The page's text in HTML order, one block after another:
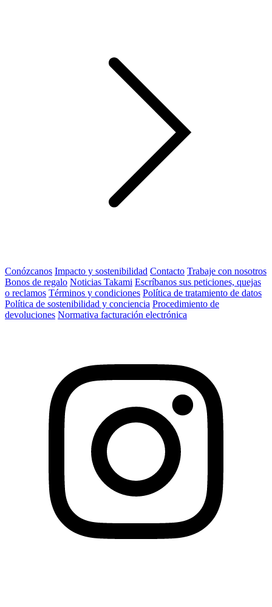
Conózcanos Impacto y sostenibilidad Contacto Trabaje con nosotros
Bonos de regalo Noticias Takami Escríbanos sus peticiones, quejas
o reclamos Términos y condiciones Política de tratamiento de datos
Política de sostenibilidad y conciencia Procedimiento de
devoluciones Normativa facturación electrónica